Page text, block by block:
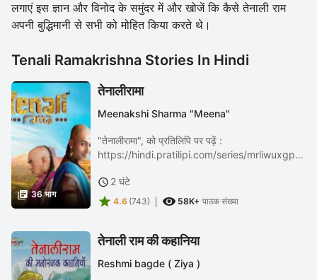
लगाएं इस ज्ञान और विनोद के समुंदर में और खोजें कि कैसे तेनाली राम
अपनी बुद्धिमानी से सभी को मोहित किया करते थे।
Tenali Ramakrishna Stories In Hindi
 36 भाग
तेनालीरामा
Meenakshi Sharma "Meena"
"तेनालीरामा", को प्रतिलिपि पर पढ़ें :
https://hindi.pratilipi.com/series/
भारतीय भाषाओमें अनगिनत रचनाएं पढ़ें, लिखें और सुनें,
बिलकुल...
 2 घंटे
 4.6 (743)  58K+ पाठक संख्या
तेनाली राम की कहानिया
Reshmi bagde ( Ziya )